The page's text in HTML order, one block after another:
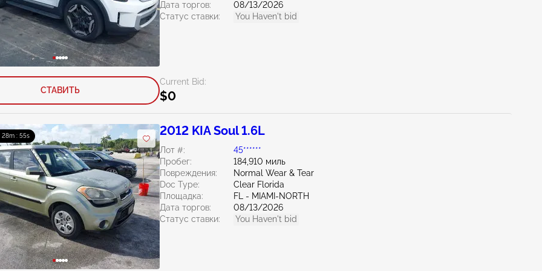
Дата торгов:
08/13/2026
Статус ставки:
You Haven't bid
Current Bid:
$0
СТАВИТЬ
28m : 54s 2012 KIA Soul 1.6L
Лот #:
45******
Пробег:
184,910 миль
Повреждения:
Normal Wear & Tear
Doc Type:
Clear Florida
Площадка:
FL - MIAMI-NORTH
Дата торгов:
08/13/2026
Статус ставки:
You Haven't bid